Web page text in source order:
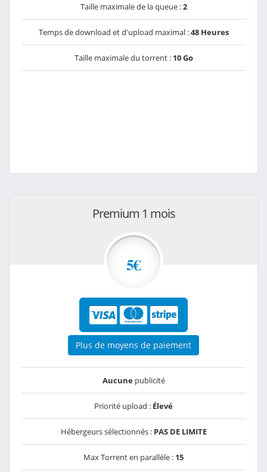
Taille maximale de la queue :2
Temps de download et d'upload maximal :48 Heures
Taille maximale du torrent : 10 Go
Premium 1 mois
5€
Plus de moyens de paiement
Aucunepublicité
Priorité upload : Élevé
Hébergeurs sélectionnés : PAS DE LIMITE
Max Torrent en parallèle : 15